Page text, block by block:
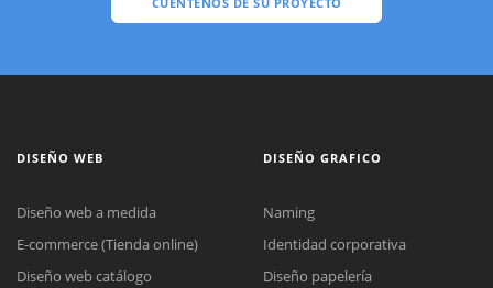
DISEÑO WEB
Diseño web a medida
E-commerce (Tienda online)
Diseño web catálogo
DISEÑO GRAFICO
Naming
Identidad corporativa
Diseño papelería